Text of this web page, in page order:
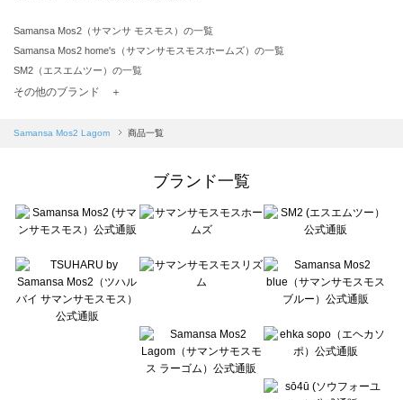
Samansa Mos2（サマンサ モスモス）の一覧
Samansa Mos2 home's（サマンサモスモスホームズ）の一覧
SM2（エスエムツー）の一覧
TSUHARU by Samansa Mos2（ツハルバイサマンサモスモス）の一覧
Samansa Mos2 blue（サマンサモスモス ブルー）の一覧
Te chichi（テチチ）の一覧
Te chichi CLASSIC（テチチ クラシック）の一覧
Lugnoncure（ルノンキュール）の一覧
BETTY'S BLUE（べティーズブルー）の一覧
Wpc.（ワールドパーティー）の一覧
その他のブランド ＋
Samansa Mos2 Lagom 商品一覧
ブランド一覧